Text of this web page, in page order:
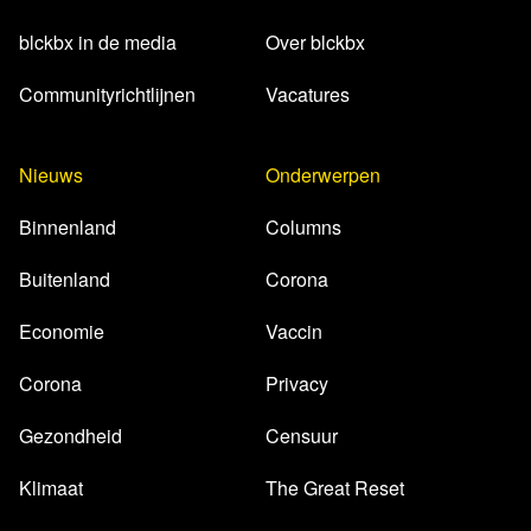
messages: what are the latest disclosures?
Artikel Vanity Fair
“This Shouldn’t Happen”: Inside the
Virus-Hunting Nonprofit at the Center of the Lab-Leak
Artikel BBC
Matt Hancock: Eight government WhatsApp
Covid messages revealed
wet door sms’jes te wissen
coronapatiënten in ziekenhuizen
Website
WhatsApp berichten
Artikel VRT
Meer dan 2.700 tractors geteld tijdens
boerenbetoging in Brussel
blckbx in de media
Communityrichtlijnen
Over blckbx
Vacatures
Nieuws
Binnenland
Buitenland
Economie
Corona
Gezondheid
Klimaat
Onderwerpen
Columns
Corona
Vaccin
Privacy
Censuur
The Great Reset